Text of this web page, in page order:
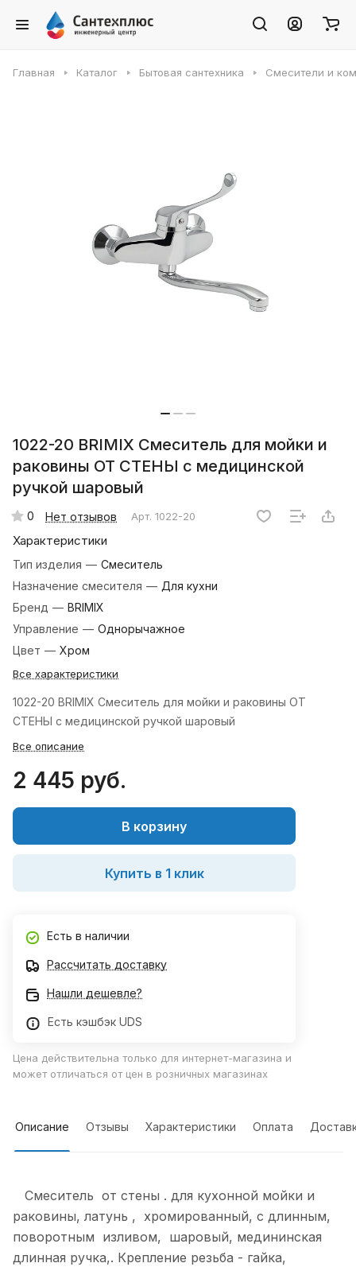
Главная Каталог Бытовая сантехника Смесители и
1022-20 BRIMIX Смеситель для мойки и
раковины ОТ СТЕНЫ с медицинской
ручкой шаровый
0 Нет отзывов Арт. 1022-20
Характеристики
Тип изделия — Смеситель
Назначение смесителя — Для кухни
Бренд — BRIMIX
Управление — Однорычажное
Цвет — Хром
Все характеристики
1022-20 BRIMIX Смеситель для мойки и раковины ОТ
СТЕНЫ с медицинской ручкой шаровый
Все описание
2 445 руб.
В корзину
Купить в 1 клик
Есть в наличии
Рассчитать доставку
Нашли дешевле?
Есть кэшбэк UDS
Цена действительна только для интернет-магазина и
может отличаться от цен в розничных магазинах
Описание Отзывы Характеристики Оплата
Смеситель от стены . для кухонной мойки и
раковины, латунь , хромированный, с длинным,
поворотным изливом, шаровый, медининская
длинная ручка,. Крепление резьба - гайка,